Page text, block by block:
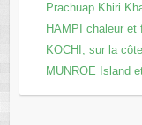
Prachuap Khiri
HAMPI chaleur et
KOCHI, sur la
MUNROE Island